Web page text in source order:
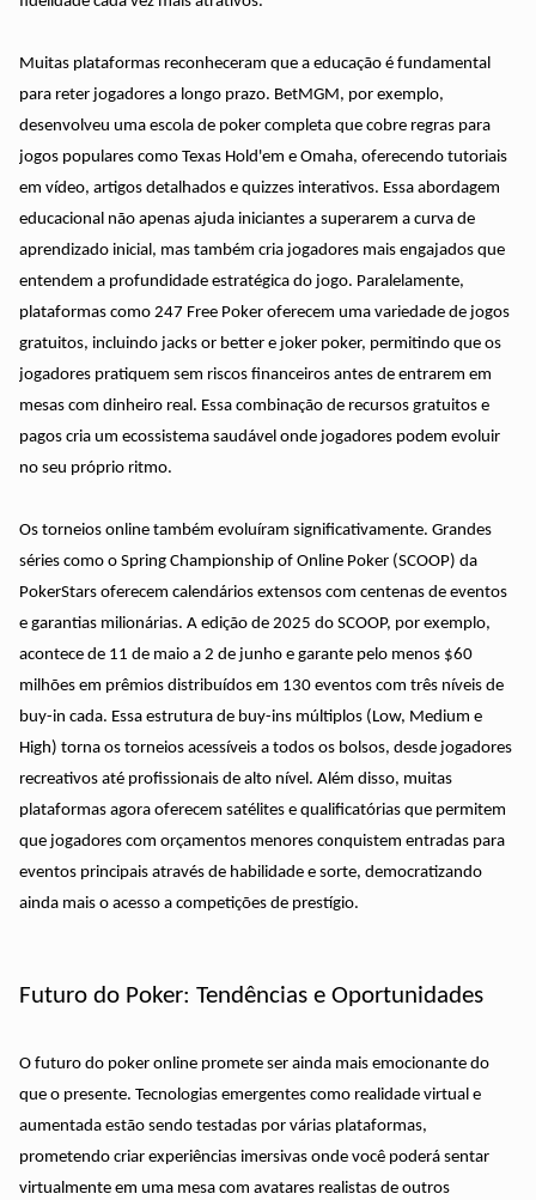
Muitas plataformas reconheceram que a educação é fundamental
para reter jogadores a longo prazo. BetMGM, por exemplo,
desenvolveu uma escola de poker completa que cobre regras para
jogos populares como Texas Hold'em e Omaha, oferecendo tutoriais
em vídeo, artigos detalhados e quizzes interativos. Essa abordagem
educacional não apenas ajuda iniciantes a superarem a curva de
aprendizado inicial, mas também cria jogadores mais engajados que
entendem a profundidade estratégica do jogo. Paralelamente,
plataformas como 247 Free Poker oferecem uma variedade de jogos
gratuitos, incluindo jacks or better e joker poker, permitindo que os
jogadores pratiquem sem riscos financeiros antes de entrarem em
mesas com dinheiro real. Essa combinação de recursos gratuitos e
pagos cria um ecossistema saudável onde jogadores podem evoluir
no seu próprio ritmo.
Os torneios online também evoluíram significativamente. Grandes
séries como o Spring Championship of Online Poker (SCOOP) da
PokerStars oferecem calendários extensos com centenas de eventos
e garantias milionárias. A edição de 2025 do SCOOP, por exemplo,
acontece de 11 de maio a 2 de junho e garante pelo menos $60
milhões em prêmios distribuídos em 130 eventos com três níveis de
buy-in cada. Essa estrutura de buy-ins múltiplos (Low, Medium e
High) torna os torneios acessíveis a todos os bolsos, desde jogadores
recreativos até profissionais de alto nível. Além disso, muitas
plataformas agora oferecem satélites e qualificatórias que permitem
que jogadores com orçamentos menores conquistem entradas para
eventos principais através de habilidade e sorte, democratizando
ainda mais o acesso a competições de prestígio.
Futuro do Poker: Tendências e Oportunidades
O futuro do poker online promete ser ainda mais emocionante do
que o presente. Tecnologias emergentes como realidade virtual e
aumentada estão sendo testadas por várias plataformas,
prometendo criar experiências imersivas onde você poderá sentar
virtualmente em uma mesa com avatares realistas de outros